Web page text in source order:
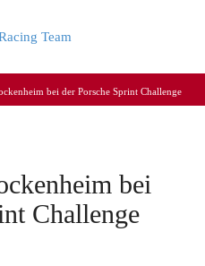
bei der Porsche Sprint Challenge
bei
Challenge